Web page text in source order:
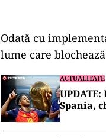
Odată cu
lume care
ACTUALITATE
Spania,